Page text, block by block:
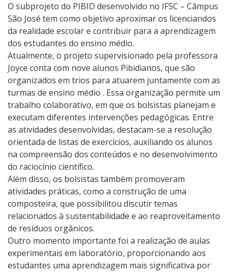
O subprojeto do PIBID desenvolvido no IFSC – Câmpus
São José tem como objetivo aproximar os licenciandos
da realidade escolar e contribuir para a aprendizagem
dos estudantes do ensino médio.
Atualmente, o projeto supervisionado pela professora
Joyce conta com nove alunos Pibidianos, que são
organizados em trios para atuarem juntamente com as
turmas de ensino médio . Essa organização permite um
trabalho colaborativo, em que os bolsistas planejam e
executam diferentes intervenções pedagógicas. Entre
as atividades desenvolvidas, destacam-se a resolução
orientada de listas de exercícios, auxiliando os alunos
na compreensão dos conteúdos e no desenvolvimento
do raciocínio científico.
Além disso, os bolsistas também promoveram
atividades práticas, como a construção de uma
composteira, que possibilitou discutir temas
relacionados à sustentabilidade e ao reaproveitamento
de resíduos orgânicos.
Outro momento importante foi a realização de aulas
experimentais em laboratório, proporcionando aos
estudantes uma aprendizagem mais significativa por